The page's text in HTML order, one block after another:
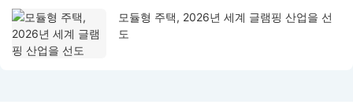
모듈형 주택, 2026년 세계 글램핑 산업을 선
도